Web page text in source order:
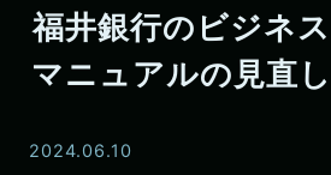
福井銀行のビジネ
マニュアルの見直
2024.06.10